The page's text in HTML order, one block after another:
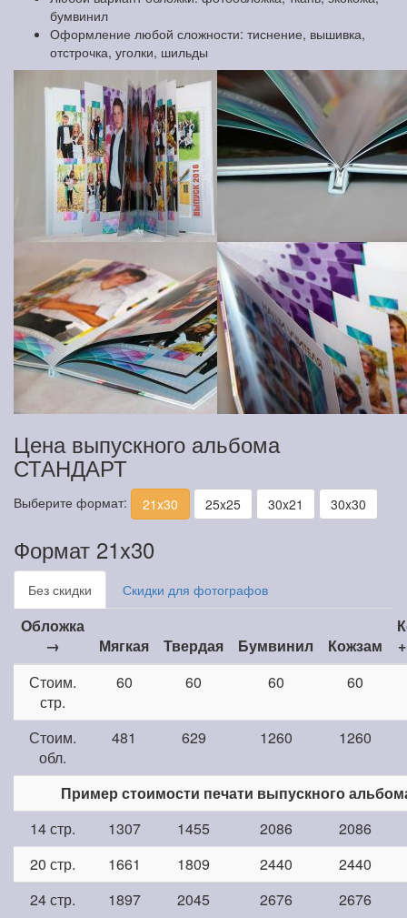
бумвинил
Оформление любой сложности: тиснение, вышивка,
отстрочка, уголки, шильды
Цена выпускного альбома
СТАНДАРТ
Выберите формат: 21x30 25x25 30x21 30x30
Формат 21x30
Без скидки Скидки для фотографов
Обложка
→
Мягкая Твердая Бумвинил Кожзам
Стоим.
стр.
60 60 60 60
Стоим.
обл.
481 629 1260 1260
Пример стоимости печати выпускного
14 стр.
1307 1455 2086
2086
20 стр.
1661 1809 2440
2440
24 стр.
1897 2045 2676 2676